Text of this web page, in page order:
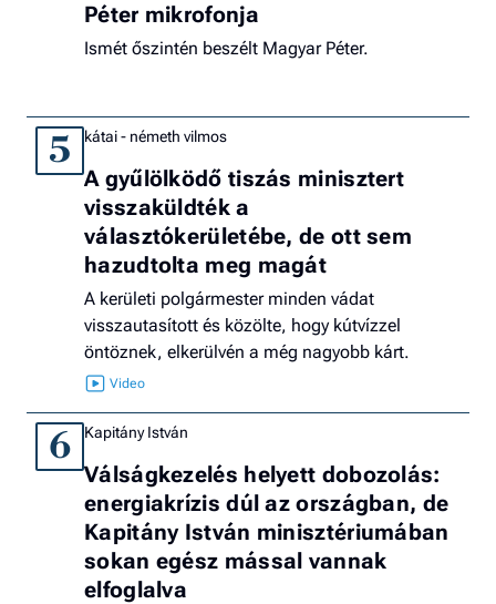
Péter mikrofonja
Ismét őszintén beszélt Magyar Péter.
5 kátai - németh vilmos
A gyűlölködő tiszás minisztert
visszaküldték a
választókerületébe, de ott sem
hazudtolta meg magát
A kerületi polgármester minden vádat
visszautasított és közölte, hogy kútvízzel
öntöznek, elkerülvén a még nagyobb kárt.
6 Kapitány István
Válságkezelés helyett dobozolás:
energiakrízis dúl az országban, de
Kapitány István minisztériumában
sokan egész mással vannak
elfoglalva